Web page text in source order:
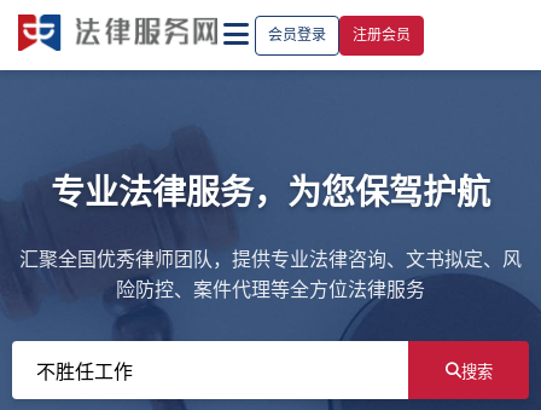
会员登录 注册会员
专业法律服务，为您保驾护航
汇聚全国优秀律师团队，提供专业法律咨询、文书拟定、风
险防控、案件代理等全方位法律服务
搜索